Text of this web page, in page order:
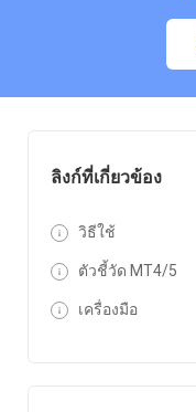
ลิงก์ที่เกี่ยวข้อง
วิธีใช้
ตัวชี้วัด MT4/5
เครื่องมือ